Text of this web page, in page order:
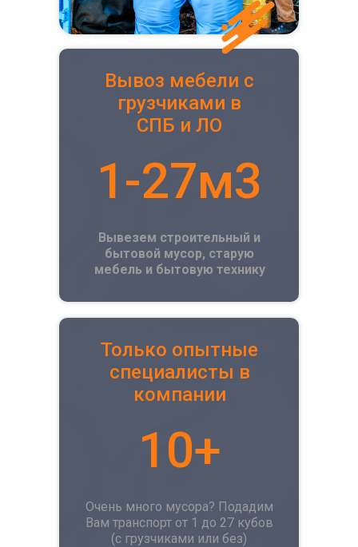
Вывоз мебели с
грузчиками в
СПБ и ЛО
1-27м3
Вывезем строительный и
бытовой мусор, старую
мебель и бытовую технику
Только опытные
специалисты в
компании
10+
Очень много мусора? Подадим
Вам транспорт от 1 до 27 кубов
(с грузчиками или без)